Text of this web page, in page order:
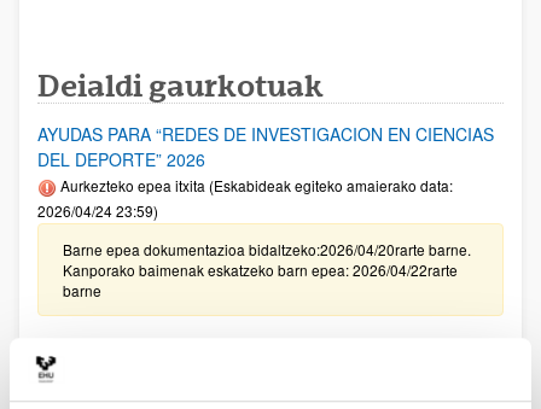
Deialdi gaurkotuak
AYUDAS PARA “REDES DE INVESTIGACION EN CIENCIAS
DEL DEPORTE” 2026
Aurkezteko epea itxita (Eskabideak egiteko amaierako data:
2026/04/24 23:59)
Barne epea dokumentazioa bidaltzeko:2026/04/20rarte barne.
Kanporako baimenak eskatzeko barn epea: 2026/04/22rarte
barne
laguntzak. Lehen seihilekoa 2026
Aurkezteko epea itxita: 2026/04/14 - 2026/05/13